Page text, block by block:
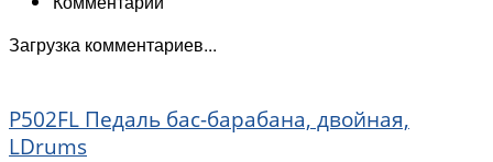
Загрузка комментариев...
P502FL Педаль бас-барабана, двойная,
LDrums